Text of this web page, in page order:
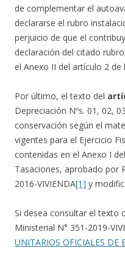
de complementar el
declararse el rubro
perjuicio de que el
declaración del citado
el Anexo II del artículo 2
Por último, el texto del
Depreciación Nºs. 01, 02,
conservación según el
vigentes para el Ejercicio
contenidas en el Anexo I
Tasaciones, aprobado por
2016-VIVIENDA[1] y
Si desea consultar el texto
Ministerial N° 351-2019-
UNITARIOS OFICIALES DE